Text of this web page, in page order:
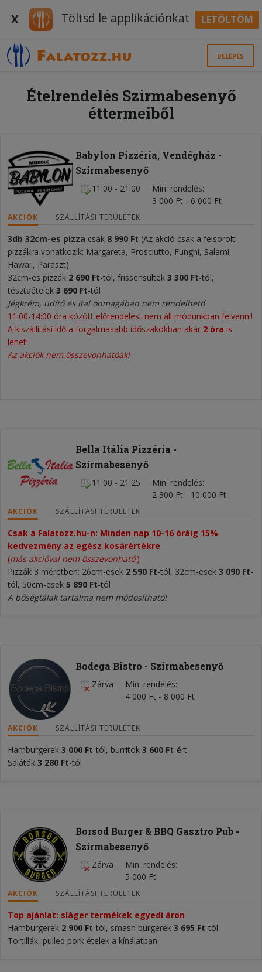
X Töltsd le applikációnkat LETÖLTÖM
BELÉPÉS
Ételrendelés Szirmabesenyő
éttermeiből
Babylon Pizzéria, Vendégház -
Szirmabesenyő
11:00 - 21:00
Min. rendelés
3 000 Ft - 6 000 Ft
AKCIÓK SZÁLLÍTÁSI TERÜLETEK
3db 32cm-es pizza csak 8 990 Ft (Az akció csak a felsorolt
pizzákra vonatkozik: Margareta, Prosciutto, Funghi, Salami,
Hawaii, Paraszt)
32cm-es pizzák 2 690 Ft-tól, frissensültek 3 300 Ft-tól,
tésztaételek 3 690 Ft-tól
Jégkrém, üdítő és ital önmagában nem rendelhető
11:00-14:00 óra között előrendelést nem áll módunkban felvenni!
A kiszállítási idő a forgalmasabb időszakokban akár 2 óra is
lehet!
Az akciók nem összevonhatóak!
Bella Itália Pizzéria -
Szirmabesenyő
11:00 - 21:25
Min. rendelés
2 300 Ft - 10 000 Ft
AKCIÓK SZÁLLÍTÁSI TERÜLETEK
Csak a Falatozz.hu-n: Minden nap 10-16 óráig 15%
kedvezmény az egész kosárértékre
(más akcióval nem összevonható!)
Pizzák 3 méretben: 26cm-esek 2 590 Ft-tól, 32cm-esek 3 090 Ft-
tól, 50cm-esek 5 890 Ft-tól
A bőségtálak tartalma nem módosítható!
Bodega Bistro - Szirmabesenyő
Zárva
Min. rendelés
4 000 Ft - 8 000 Ft
AKCIÓK SZÁLLÍTÁSI TERÜLETEK
Hamburgerek 3 000 Ft-tól, burritok 3 600 Ft-ért
Saláták 3 280 Ft-tól
Borsod Burger & BBQ Gasztro Pub -
Szirmabesenyő
Zárva
Min. rendelés
5 000 Ft
AKCIÓK SZÁLLÍTÁSI TERÜLETEK
Top ajánlat: sláger termékek egyedi áron
Hamburgerek 2 900 Ft-tól, smash burgerek 3 695 Ft-tól
Tortillák, pulled pork ételek a kínálatban